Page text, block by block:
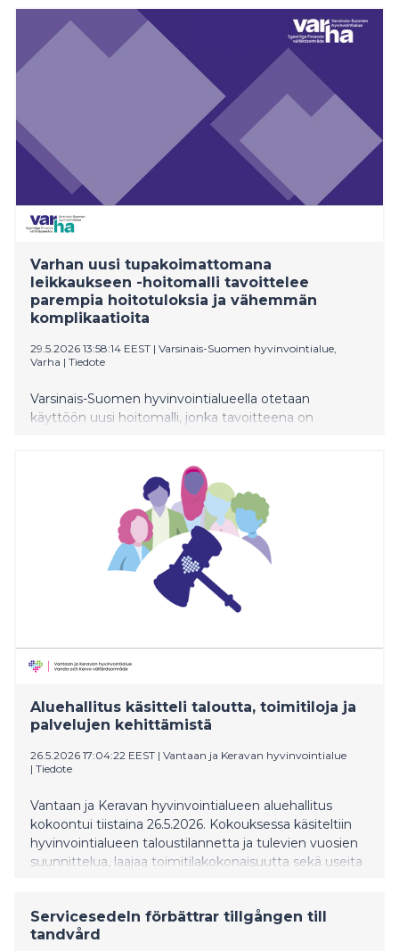
tärkeä huolehtia läheisen voinnista.
Varhan uusi tupakoimattomana
leikkaukseen -hoitomalli tavoittelee
parempia hoitotuloksia ja vähemmän
komplikaatioita
29.5.2026 13:58:14 EEST | Varsinais-Suomen hyvinvointialue,
Varha | Tiedote
Varsinais-Suomen hyvinvointialueella otetaan
käyttöön uusi hoitomalli, jonka tavoitteena on
komplikaatioiden riskiä. Tupakoimattomana
leikkaukseen (TUPLEI) ja nikotiinittomana
leikkaukseen (NIKLEI) -hoitomallit tarjoavat potilaille
mahdollisuuden tehokkaaseen tupakka- ja
nikotiinivieroitukseen ennen leikkauksia ja
syöpähoitoja sekä akuutin sydän- tai aivoinfarktin
Aluehallitus käsitteli taloutta, toimitiloja ja
palvelujen kehittämistä
26.5.2026 17:04:22 EEST | Vantaan ja Keravan hyvinvointialue
| Tiedote
Vantaan ja Keravan hyvinvointialueen aluehallitus
kokoontui tiistaina 26.5.2026. Kokouksessa käsiteltiin
hyvinvointialueen taloustilannetta ja tulevien vuosien
suunnittelua, laajaa toimitilakokonaisuutta sekä useita
Servicesedeln förbättrar tillgången till
tandvård